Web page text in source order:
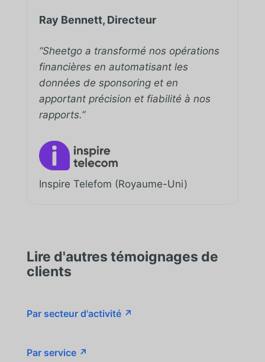
Ray Bennett, Directeur
“Sheetgo a transformé nos opérations
financières en automatisant les
données de sponsoring et en
apportant précision et fiabilité à nos
rapports.”
Inspire Telefom (Royaume-Uni)
Lire d'autres témoignages de
clients
Par secteur d'activité ↗
Par service ↗